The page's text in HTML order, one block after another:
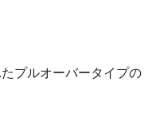
プルオーバータイプの